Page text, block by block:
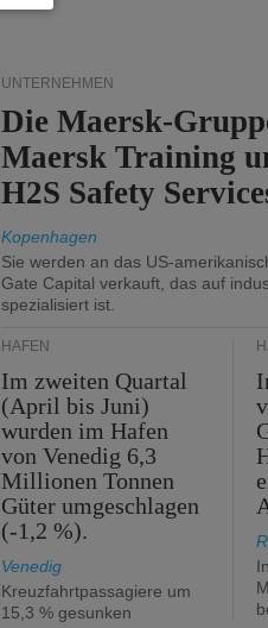
UNTERNEHMEN
Die Maersk-
Maersk Training
H2S Safety
Kopenhagen
Sie werden an das US-
Gate Capital verkauft, das auf
spezialisiert ist.
HÄFEN
Im zweiten Quartal
(April bis Juni)
wurden im Hafen
von Venedig 6,3
Millionen Tonnen
Güter umgeschlagen
(-1,2 %).
Venedig
Kreuzfahrtpassagiere um
15,3 % gesunken